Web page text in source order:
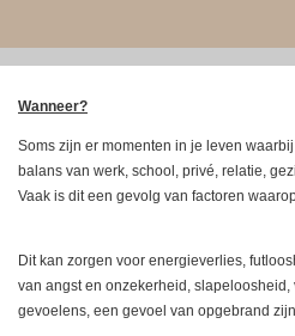
direct
de
Wanneer?
Soms zijn er momenten in je leven
balans van werk, school, privé, relatie,
Vaak is dit een gevolg van factoren
Dit kan zorgen voor energieverlies,
van angst en onzekerheid,
gevoelens, een gevoel van opgebrand